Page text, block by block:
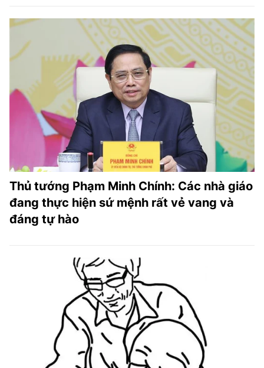
Thủ tướng Phạm Minh Chính: Các nhà giáo
đang thực hiện sứ mệnh rất vẻ vang và
đáng tự hào